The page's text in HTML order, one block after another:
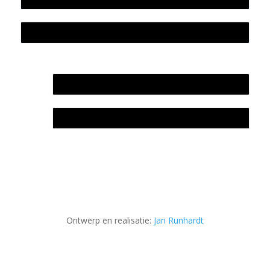
Ontwerp en realisatie: Jan Runhardt